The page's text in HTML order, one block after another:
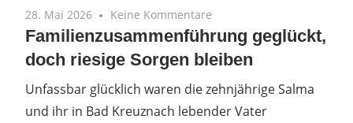
28. Mai 2026 Keine Kommentare
Familienzusammenführung geglückt,
doch riesige Sorgen bleiben
Unfassbar glücklich waren die zehnjährige Salma
und ihr in Bad Kreuznach lebender Vater